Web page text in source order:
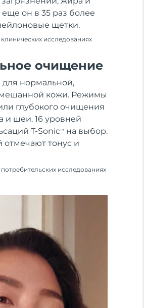
еще он в 35 раз более
щетки.
исследованиях
очищение
для нормальной,
кожи. Режимы
глубокого очищения
и шеи. 16 уровней
T-SonicTM
на выбор.
отмечают тонус и
исследованиях